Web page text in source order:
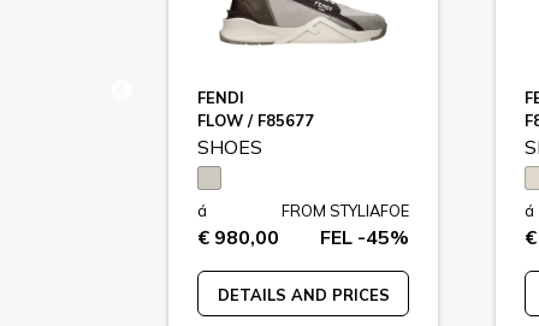
FENDI
FLOW / F85677
SHOES
á
€ 980,00
FROM STYLIAFOE
FEL -45%
DETAILS AND PRICES
á